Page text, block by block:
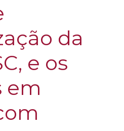
da
e os
em